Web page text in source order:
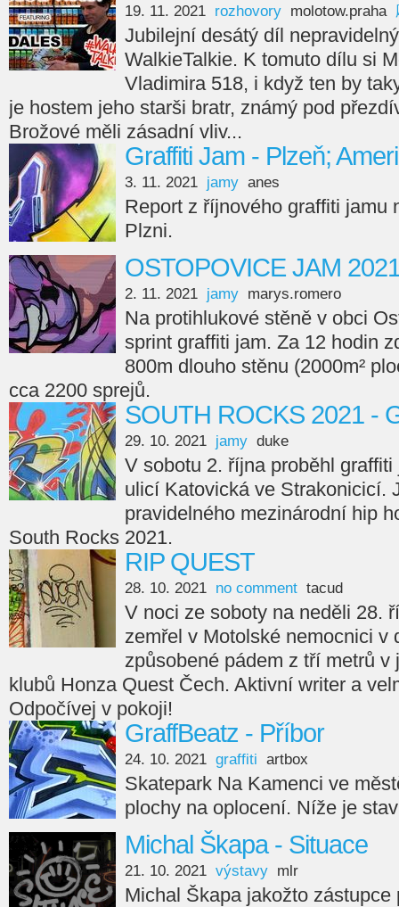
19. 11. 2021 rozhovory molotow.praha
Jubilejní desátý díl
WalkieTalkie. K tomuto dílu si
Vladimira 518, i když ten by
je hostem jeho starši bratr, známý pod
Brožové měli zásadní vliv...
Graffiti Jam - Plzeň;
3. 11. 2021 jamy anes
Report z říjnového graffiti jamu
Plzni.
OSTOPOVICE JAM
2. 11. 2021 jamy marys.romero
Na protihlukové stěně v obci
sprint graffiti jam. Za 12 hodin
800m dlouho stěnu (2000m²
cca 2200 sprejů.
SOUTH ROCKS 2021 -
29. 10. 2021 jamy duke
V sobotu 2. října proběhl
ulicí Katovická ve Strakonicicí.
pravidelného mezinárodní hip
South Rocks 2021.
RIP QUEST
28. 10. 2021 no comment tacud
V noci ze soboty na neděli 28.
zemřel v Motolské nemocnici v
způsobené pádem z tří metrů v
klubů Honza Quest Čech. Aktivní writer a
Odpočívej v pokoji!
GraffBeatz - Příbor
24. 10. 2021 graffiti artbox
Skatepark Na Kamenci ve
plochy na oplocení. Níže je
Michal Škapa - Situace
21. 10. 2021 výstavy mlr
Michal Škapa jakožto